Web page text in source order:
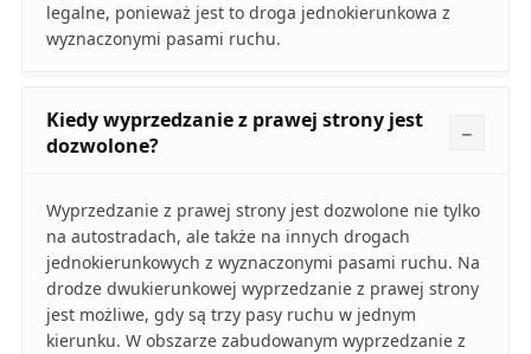
legalne, ponieważ jest to droga jednokierunkowa z
wyznaczonymi pasami ruchu.
Kiedy wyprzedzanie z prawej strony jest
dozwolone?
Wyprzedzanie z prawej strony jest dozwolone nie tylko
na autostradach, ale także na innych drogach
jednokierunkowych z wyznaczonymi pasami ruchu. Na
drodze dwukierunkowej wyprzedzanie z prawej strony
jest możliwe, gdy są trzy pasy ruchu w jednym
kierunku. W obszarze zabudowanym wyprzedzanie z